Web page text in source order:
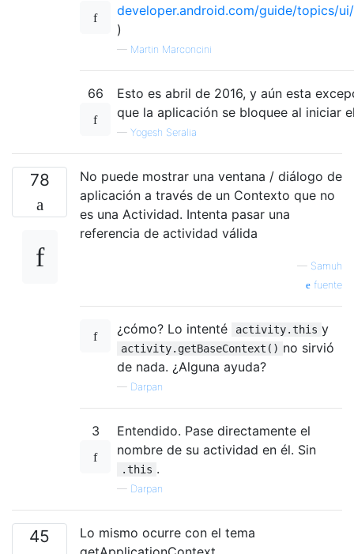
developer.android.com/guide/topics/
)
— Martin Marconcini
66
Esto es abril de 2016, y aún esta
que la aplicación se bloquee al iniciar
— Yogesh Seralia
78
No puede mostrar una ventana / diálogo de
aplicación a través de un Contexto que no
es una Actividad. Intenta pasar una
referencia de actividad válida
— Samuh
fuente
¿cómo? Lo intenté activity.this y
activity.getBaseContext() no sirvió
de nada. ¿Alguna ayuda?
— Darpan
3
Entendido. Pase directamente el
nombre de su actividad en él. Sin
.this .
— Darpan
45
Lo mismo ocurre con el tema